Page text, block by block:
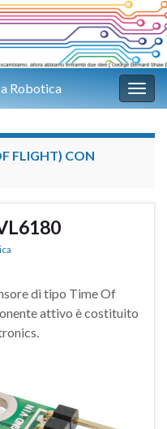
Robotica
FLIGHT) CON
di tipo Time Of
attivo è costituito